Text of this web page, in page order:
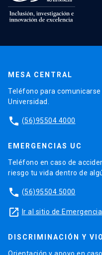
MESA CENTRAL
Teléfono para
Universidad.
phone (56)95504 4000
EMERGENCIAS UC
Teléfono en caso de
riesgo tu vida dentro de
phone (56)95504 5000
launch Ir al sitio de
DISCRIMINACIÓN Y